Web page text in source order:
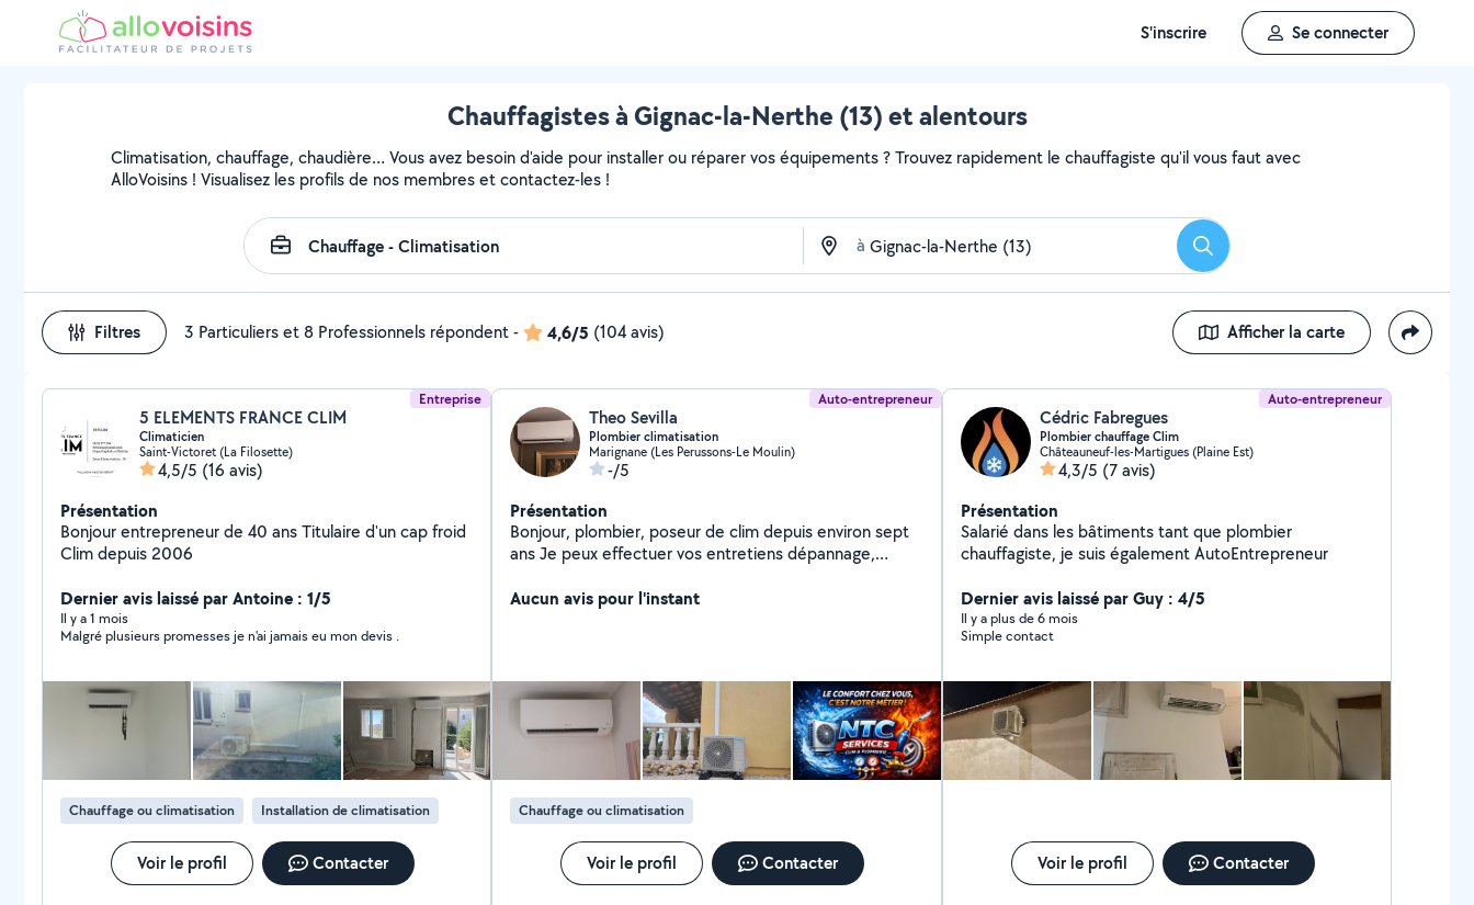
S'inscrire Se connecter
Chauffagistes à Gignac-la-Nerthe (13) et alentours
Climatisation, chauffage, chaudière… Vous avez besoin d'aide pour installer ou réparer vos équipements ? Trouvez rapidement le chauffagiste qu'il vous faut avec
AlloVoisins ! Visualisez les profils de nos membres et contactez-les !
à Rechercher
Filtres 3 Particuliers et 8 Professionnels répondent- 4,6/5 (104 avis) Afficher la carte
Entreprise
5 ELEMENTS FRANCE CLIM
Climaticien
Saint-Victoret (La Filosette)
4,5/5 (16 avis)
Présentation
Bonjour entrepreneur de 40 ans Titulaire d'un cap froid
Clim depuis 2006
Dernier avis laissé par Antoine : 1/5
Il y a 1 mois
Malgré plusieurs promesses je n'ai jamais eu mon devis .
Chauffage ou climatisation Installation de climatisation
Voir le profil Contacter
Auto-entrepreneur
Theo Sevilla
Plombier climatisation
Marignane (Les Perussons-Le Moulin)
-/5
Présentation
Bonjour, plombier, poseur de clim depuis environ sept
ans Je peux effectuer vos entretiens dépannage,
D'évacuation, réparation de fuite
Aucun avis pour l'instant
Chauffage ou climatisation
Voir le profil Contacter
Auto-entrepreneur
Cédric Fabregues
Plombier chauffage Clim
Châteauneuf-les-Martigues (Plaine Est)
4,3/5 (7 avis)
Présentation
Salarié dans les bâtiments tant que plombier
chauffagiste, je suis également AutoEntrepreneur
Dernier avis laissé par Guy : 4/5
Il y a plus de 6 mois
Simple contact
Voir le profil Contacter